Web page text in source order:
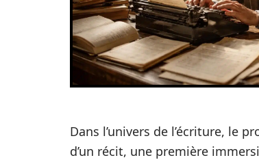
Dans l’univers de l’écriture, le
d’un récit, une première